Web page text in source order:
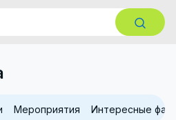
Мероприятия Интересные